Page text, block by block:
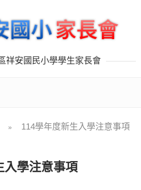
祥安國民小學學生家長會
» 114學年度新生入學注意事項
入學注意事項